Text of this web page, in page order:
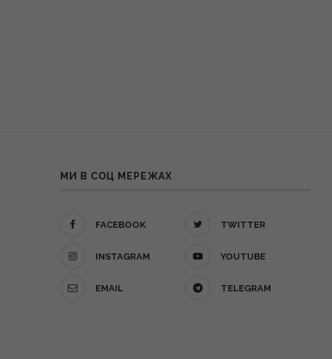
МИ В СОЦ МЕРЕЖАХ
FACEBOOK TWITTER
INSTAGRAM YOUTUBE
EMAIL TELEGRAM